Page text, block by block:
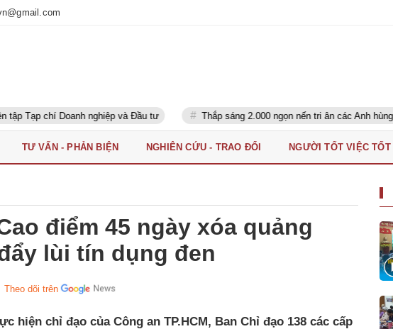
nghiệp và Đầu tư Thắp sáng 2.000 ngọn nến tri ân các Anh hùng liệt sĩ
TƯ VẤN - PHẢN BIỆN NGHIÊN CỨU - TRAO ĐỔI NGƯỜI TỐT VIỆC TỐT
điểm 45 ngày xóa quảng
lùi tín dụng đen
Theo dõi trên
hiện chỉ đạo của Công an TP.HCM, Ban Chỉ đạo 138 các cấp